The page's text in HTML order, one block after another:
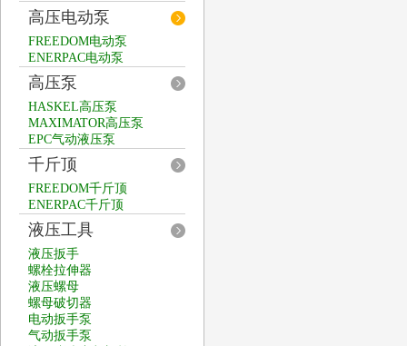
高压电动泵
FREEDOM电动泵
ENERPAC电动泵
高压泵
HASKEL高压泵
MAXIMATOR高压泵
EPC气动液压泵
千斤顶
FREEDOM千斤顶
ENERPAC千斤顶
液压工具
液压扳手
螺栓拉伸器
液压螺母
螺母破切器
电动扳手泵
气动扳手泵